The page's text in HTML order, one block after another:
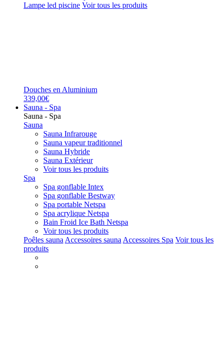
Lampe led piscine Voir tous les produits
Douches en Aluminium
339,00€
Sauna - Spa
Sauna - Spa
Sauna
Sauna Infrarouge
Sauna vapeur traditionnel
Sauna Hybride
Sauna Extérieur
Voir tous les produits
Spa
Spa gonflable Intex
Spa gonflable Bestway
Spa portable Netspa
Spa acrylique Netspa
Bain Froid Ice Bath Netspa
Voir tous les produits
Poêles sauna Accessoires sauna Accessoires Spa Voir tous les
produits